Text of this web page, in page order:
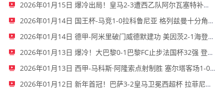
2026年01月15日 爆冷出局！皇马2-3遭西乙队阿尔瓦塞特补时绝杀 无缘国王杯8强
2026年01月14日 国王杯-马竞1-0拉科鲁尼亚 格列兹曼十分角任意球破门+远射中横梁
2026年01月14日 德甲-阿米里破门威德默建功 美因茨2-1海登海姆
2026年01月13日 爆冷！大巴黎0-1巴黎FC止步法国杯32强 登贝莱失单刀埃梅里中框
2026年01月13日 西甲-马科斯·阿隆索点射制胜 塞尔塔客场1-0塞维利亚
2026年01月12日 新年首冠！巴萨3-2皇马卫冕西超杯 拉菲尼亚双响维尼修斯一条龙